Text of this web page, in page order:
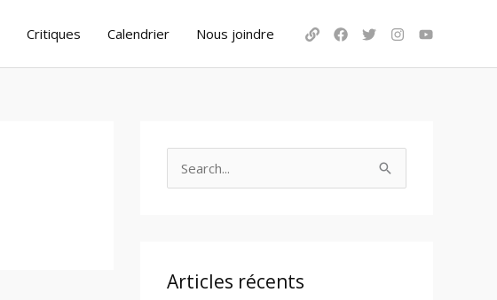
Critiques Calendrier Nous joindre
c
Articles récents